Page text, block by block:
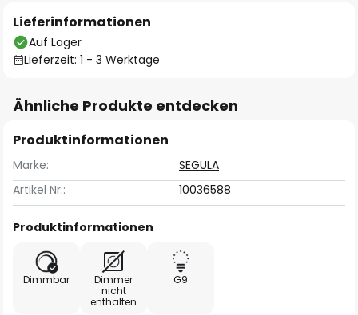
Lieferinformationen
Auf Lager
Lieferzeit: 1 - 3 Werktage
Ähnliche Produkte entdecken
Produktinformationen
Marke:
SEGULA
Artikel Nr.:
10036588
Produktinformationen
Dimmbar
Dimmer
nicht
enthalten
G9